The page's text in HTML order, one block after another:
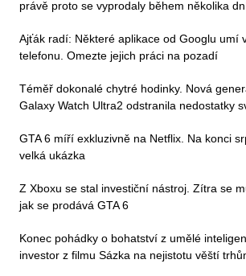
právě proto se vyprodaly během několika
Ajťák radí: Některé aplikace od Googlu umí
telefonu. Omezte jejich práci na pozadí
Téměř dokonalé chytré hodinky. Nová
Galaxy Watch Ultra2 odstranila nedostatky
GTA 6 míří exkluzivně na Netflix. Na konci
velká ukázka
Z Xboxu se stal investiční nástroj. Zítra se
jak se prodává GTA 6
Konec pohádky o bohatství z umělé
investor z filmu Sázka na nejistotu věští